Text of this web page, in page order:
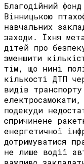
Благодійний
Вінницькою
навчальних
заходи. Їхня
дітей про
зменшити
тім, що нині
кількості ДТП
видів
подекуди
спричинене
енергетичної
дотримуватися
не лише водії